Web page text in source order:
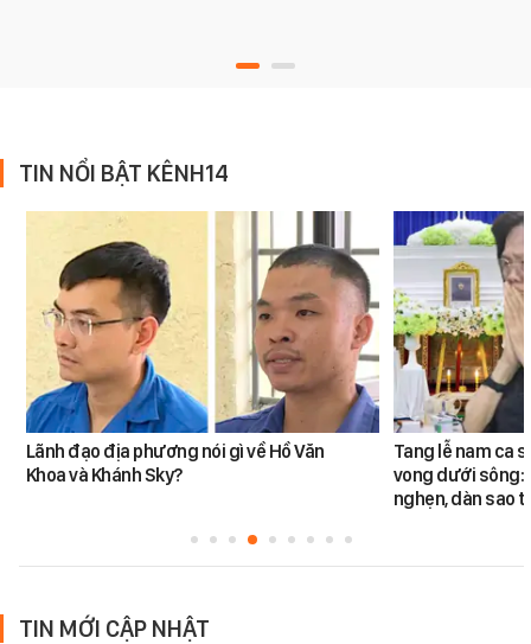
TIN NỔI BẬT KÊNH14
Lãnh đạo địa phương nói gì về Hồ Văn
Khoa và Khánh Sky?
Tang lễ nam ca
vong dưới sông:
nghẹn, dàn sao
TIN MỚI CẬP NHẬT